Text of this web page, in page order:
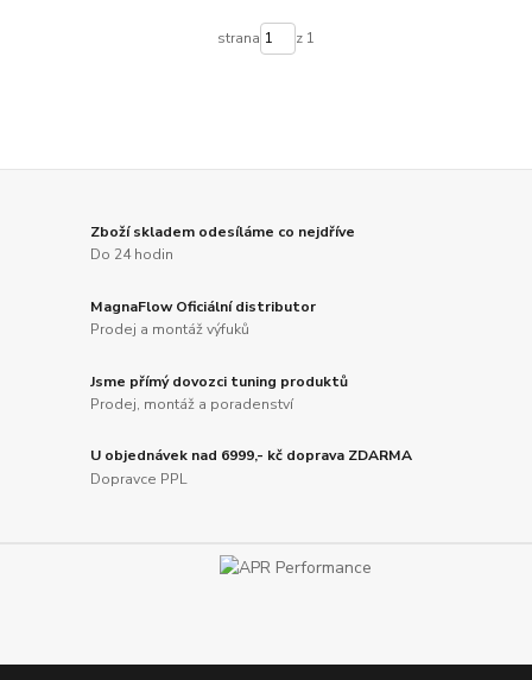
strana z 1
Zboží skladem odesíláme co nejdříve
Do 24 hodin
MagnaFlow Oficiální distributor
Prodej a montáž výfuků
Jsme přímý dovozci tuning produktů
Prodej, montáž a poradenství
U objednávek nad 6999,- kč doprava ZDARMA
Dopravce PPL